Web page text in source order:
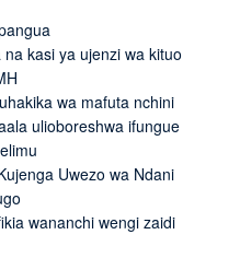
kasi ya ujenzi wa kituo
wa mafuta nchini
ulioboreshwa ifungue
Uwezo wa Ndani
wananchi wengi zaidi